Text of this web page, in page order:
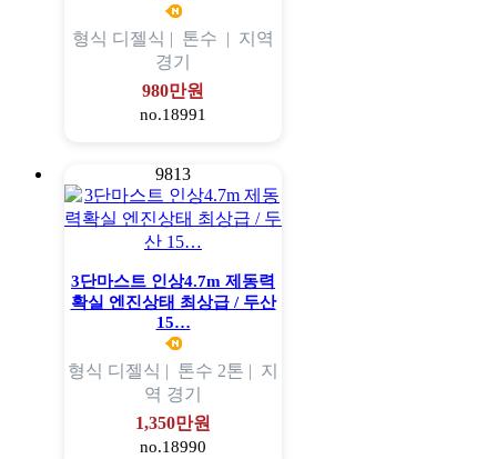
형식 디젤식 | 톤수 | 지역
경기
980만원
no.18991
9813
3단마스트 인상4.7m 제동력
확실 엔진상태 최상급 / 두산
15…
형식 디젤식 | 톤수 2톤 | 지
역 경기
1,350만원
no.18990